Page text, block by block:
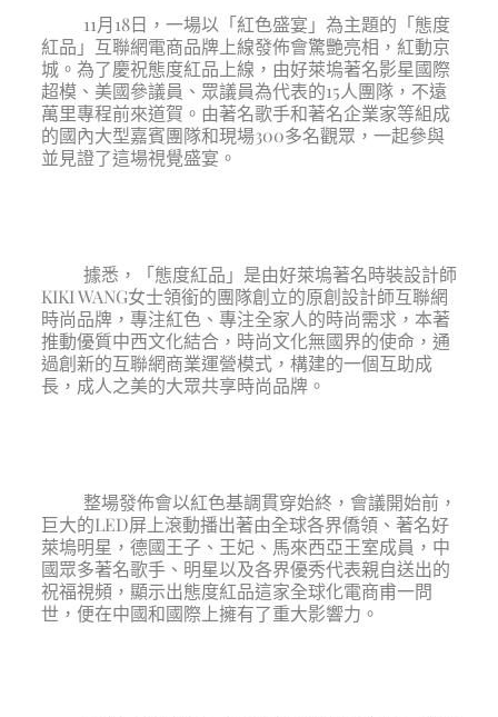
11月18日，一場以「紅色盛宴」為主題的「態度
紅品」互聯網電商品牌上線發佈會驚艷亮相，紅動京
城。為了慶祝態度紅品上線，由好萊塢著名影星國際
超模、美國參議員、眾議員為代表的15人團隊，不遠
萬里專程前來道賀。由著名歌手和著名企業家等組成
的國內大型嘉賓團隊和現場300多名觀眾，一起參與
並見證了這場視覺盛宴。
據悉，「態度紅品」是由好萊塢著名時裝設計師
KIKI WANG女士領銜的團隊創立的原創設計師互聯網
時尚品牌，專注紅色、專注全家人的時尚需求，本著
推動優質中西文化結合，時尚文化無國界的使命，通
過創新的互聯網商業運營模式，構建的一個互助成
長，成人之美的大眾共享時尚品牌。
整場發佈會以紅色基調貫穿始終，會議開始前，
巨大的LED屏上滾動播出著由全球各界僑領、著名好
萊塢明星，德國王子、王妃、馬來西亞王室成員，中
國眾多著名歌手、明星以及各界優秀代表親自送出的
祝福視頻，顯示出態度紅品這家全球化電商甫一問
世，便在中國和國際上擁有了重大影響力。